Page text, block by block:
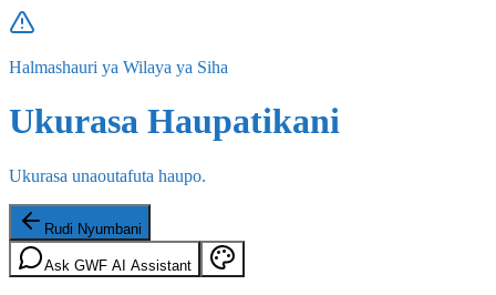
Halmashauri ya Wilaya ya Siha
Ukurasa Haupatikani
Ukurasa unaoutafuta haupo.
Rudi Nyumbani
Ask GWF AI Assistant